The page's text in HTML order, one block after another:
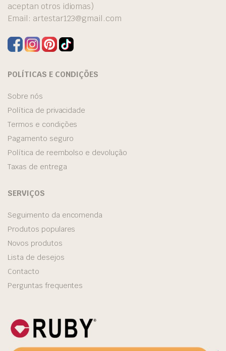
aceptan otros idiomas)
Email: artestar123@gmail.com
POLÍTICAS E CONDIÇÕES
Sobre nós
Política de privacidade
Termos e condições
Pagamento seguro
Política de reembolso e devolução
Taxas de entrega
SERVIÇOS
Seguimento da encomenda
Produtos populares
Novos produtos
Lista de desejos
Contacto
Perguntas frequentes